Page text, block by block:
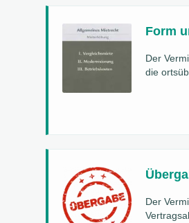
Form
Der
die
Der